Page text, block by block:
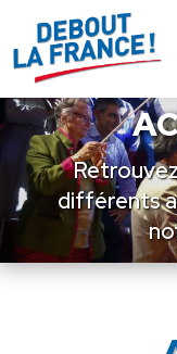
différents
Panneau de gestion